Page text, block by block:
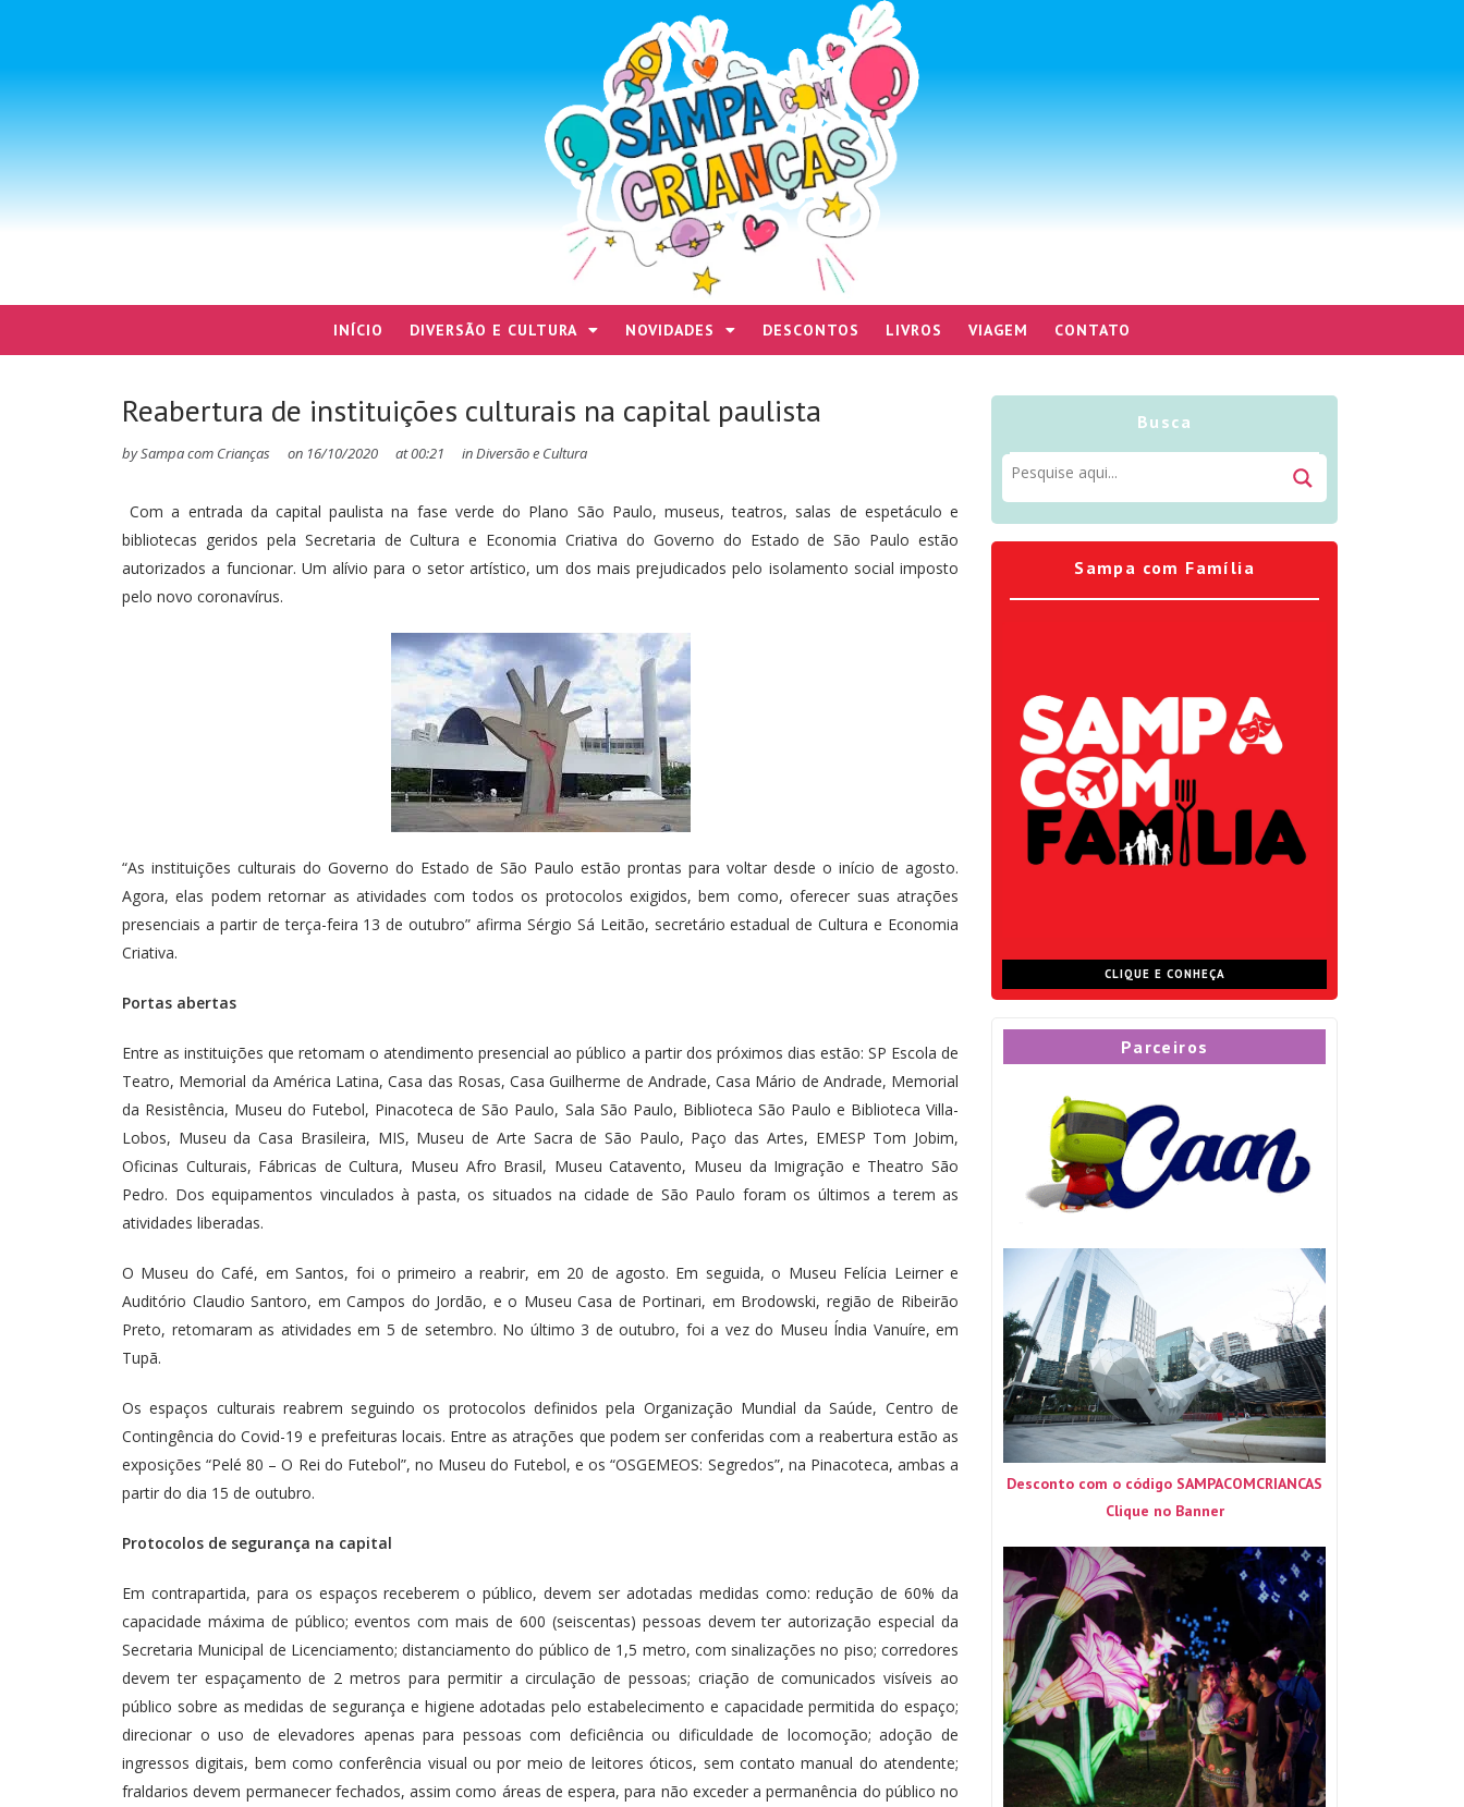
INÍCIO DIVERSÃO E CULTURA NOVIDADES DESCONTOS LIVROS VIAGEM CONTATO
Reabertura de instituições culturais na capital paulista
bySampa com Crianças on 16/10/2020 at00:21 inDiversão e Cultura
Com a entrada da capital paulista na fase verde do Plano São Paulo, museus, teatros, salas de espetáculo e
bibliotecas geridos pela Secretaria de Cultura e Economia Criativa do Governo do Estado de São Paulo estão
autorizados a funcionar. Um alívio para o setor artístico, um dos mais prejudicados pelo isolamento social imposto
pelo novo coronavírus.
“As instituições culturais do Governo do Estado de São Paulo estão prontas para voltar desde o início de agosto.
Agora, elas podem retornar as atividades com todos os protocolos exigidos, bem como, oferecer suas atrações
presenciais a partir de terça-feira 13 de outubro” afirma Sérgio Sá Leitão, secretário estadual de Cultura e Economia
Criativa.
Portas abertas
Entre as instituições que retomam o atendimento presencial ao público a partir dos próximos dias estão: SP Escola de
Teatro, Memorial da América Latina, Casa das Rosas, Casa Guilherme de Andrade, Casa Mário de Andrade, Memorial
da Resistência, Museu do Futebol, Pinacoteca de São Paulo, Sala São Paulo, Biblioteca São Paulo e Biblioteca Villa-
Lobos, Museu da Casa Brasileira, MIS, Museu de Arte Sacra de São Paulo, Paço das Artes, EMESP Tom Jobim,
Oficinas Culturais, Fábricas de Cultura, Museu Afro Brasil, Museu Catavento, Museu da Imigração e Theatro São
Pedro. Dos equipamentos vinculados à pasta, os situados na cidade de São Paulo foram os últimos a terem as
atividades liberadas.
O Museu do Café, em Santos, foi o primeiro a reabrir, em 20 de agosto. Em seguida, o Museu Felícia Leirner e
Auditório Claudio Santoro, em Campos do Jordão, e o Museu Casa de Portinari, em Brodowski, região de Ribeirão
Preto, retomaram as atividades em 5 de setembro. No último 3 de outubro, foi a vez do Museu Índia Vanuíre, em
Tupã.
Os espaços culturais reabrem seguindo os protocolos definidos pela Organização Mundial da Saúde, Centro de
Contingência do Covid-19 e prefeituras locais. Entre as atrações que podem ser conferidas com a reabertura estão as
exposições “Pelé 80 – O Rei do Futebol”, no Museu do Futebol, e os “OSGEMEOS: Segredos”, na Pinacoteca, ambas a
partir do dia 15 de outubro.
Protocolos de segurança na capital
Em contrapartida, para os espaços receberem o público, devem ser adotadas medidas como: redução de 60% da
capacidade máxima de público; eventos com mais de 600 (seiscentas) pessoas devem ter autorização especial da
Secretaria Municipal de Licenciamento; distanciamento do público de 1,5 metro, com sinalizações no piso; corredores
devem ter espaçamento de 2 metros para permitir a circulação de pessoas; criação de comunicados visíveis ao
público sobre as medidas de segurança e higiene adotadas pelo estabelecimento e capacidade permitida do espaço;
direcionar o uso de elevadores apenas para pessoas com deficiência ou dificuldade de locomoção; adoção de
ingressos digitais, bem como conferência visual ou por meio de leitores óticos, sem contato manual do atendente;
fraldarios devem permanecer fechados, assim como áreas de espera, para não exceder a permanência do público no
Busca
Sampa com Família
CLIQUE E CONHEÇA
Parceiros
Desconto com o código SAMPACOMCRIANCAS
Clique no Banner